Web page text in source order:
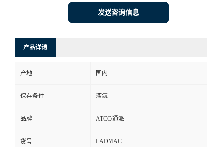
发送咨询信息
产品详请
产地 国内
保存条件 液氮
品牌 ATCC/通派
货号 LADMAC